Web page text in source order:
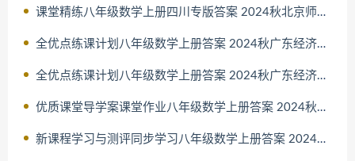
课堂精练八年级数学上册四川专版答案 2024秋北京师范大学出版社
全优点练课计划八年级数学上册答案 2024秋广东经济出版社人教版
全优点练课计划八年级数学上册答案 2024秋广东经济出版社北师大
优质课堂导学案课堂作业八年级数学上册答案 2024秋长江少年儿童
新课程学习与测评同步学习八年级数学上册答案 2024秋广西师范大